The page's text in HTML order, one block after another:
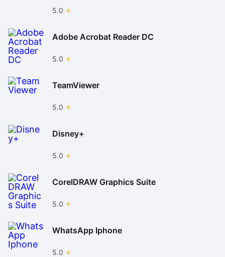
5.0
Adobe Acrobat Reader DC
5.0
TeamViewer
5.0
Disney+
5.0
CorelDRAW Graphics Suite
5.0
WhatsApp Iphone
5.0